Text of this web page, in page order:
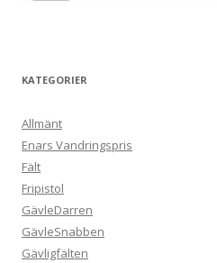
KATEGORIER
Allmänt
Enars Vandringspris
Fält
Fripistol
GävleDarren
GävleSnabben
Gävligfälten